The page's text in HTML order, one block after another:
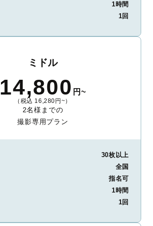
1時間
1回
ミドル
14,800 円~
（税込 16,280円~）
2名様までの
撮影専用プラン
30枚以上
全国
指名可
1時間
1回